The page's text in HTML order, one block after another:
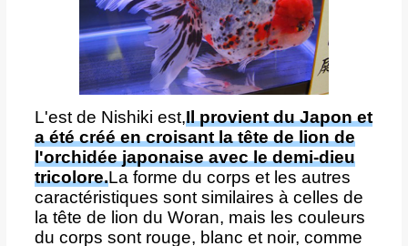
L'est de Nishiki est,Il provient du Japon et
a été créé en croisant la tête de lion de
l'orchidée japonaise avec le demi-dieu
tricolore.La forme du corps et les autres
caractéristiques sont similaires à celles de
la tête de lion du Woran, mais les couleurs
du corps sont rouge, blanc et noir, comme